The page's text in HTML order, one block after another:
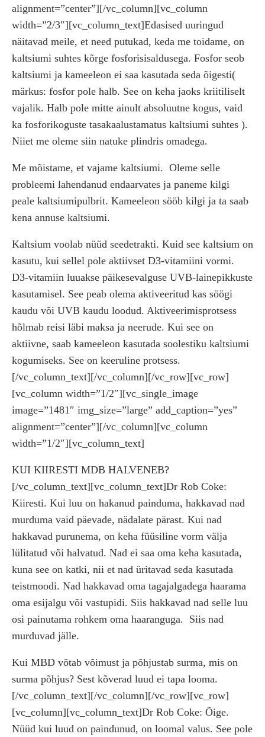
alignment=”center”][/vc_column][vc_column
width=”2/3″][vc_column_text]Edasised uuringud
näitavad meile, et need putukad, keda me toidame, on
kaltsiumi suhtes kõrge fosforisisaldusega. Fosfor seob
kaltsiumi ja kameeleon ei saa kasutada seda õigesti(
märkus: fosfor pole halb. See on keha jaoks kriitiliselt
vajalik. Halb pole mitte ainult absoluutne kogus, vaid
ka fosforikoguste tasakaalustamatus kaltsiumi suhtes ).
Niiet me oleme siin natuke plindris omadega.
Me mõistame, et vajame kaltsiumi. Oleme selle
probleemi lahendanud endaarvates ja paneme kilgi
peale kaltsiumipulbrit. Kameeleon sööb kilgi ja ta saab
kena annuse kaltsiumi.
Kaltsium voolab nüüd seedetrakti. Kuid see kaltsium on
kasutu, kui sellel pole aktiivset D3-vitamiini vormi.
D3-vitamiin luuakse päikesevalguse UVB-lainepikkuste
kasutamisel. See peab olema aktiveeritud kas söögi
kaudu või UVB kaudu loodud. Aktiveerimisprotsess
hõlmab reisi läbi maksa ja neerude. Kui see on
aktiivne, saab kameeleon kasutada soolestiku kaltsiumi
kogumiseks. See on keeruline protsess.
[/vc_column_text][/vc_column][/vc_row][vc_row]
[vc_column width=”1/2″][vc_single_image
image=”1481″ img_size=”large” add_caption=”yes”
alignment=”center”][/vc_column][vc_column
width=”1/2″][vc_column_text]
KUI KIIRESTI MDB HALVENEB?
[/vc_column_text][vc_column_text]Dr Rob Coke:
Kiiresti. Kui luu on hakanud painduma, hakkavad nad
murduma vaid päevade, nädalate pärast. Kui nad
hakkavad purunema, on keha füüsiline vorm välja
lülitatud või halvatud. Nad ei saa oma keha kasutada,
kuna see on katki, nii et nad üritavad seda kasutada
teistmoodi. Nad hakkavad oma tagajalgadega haarama
oma esijalgu või vastupidi. Siis hakkavad nad selle luu
osi painutama rohkem oma haaranguga. Siis nad
murduvad jälle.
Kui MBD võtab võimust ja põhjustab surma, mis on
surma põhjus? Sest kõverad luud ei tapa looma.
[/vc_column_text][/vc_column][/vc_row][vc_row]
[vc_column][vc_column_text]Dr Rob Coke: Õige.
Nüüd kui luud on paindunud, on loomal valus. See pole